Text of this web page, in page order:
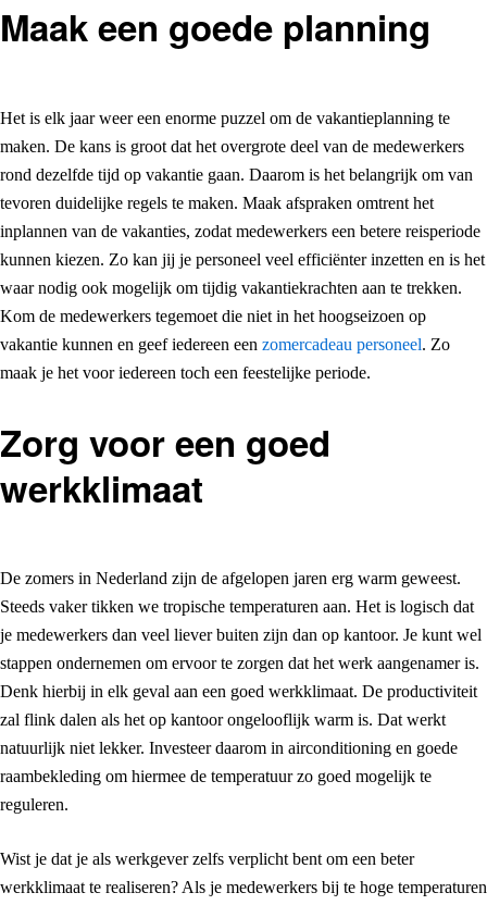
Maak een goede planning
Het is elk jaar weer een enorme puzzel om de vakantieplanning te
maken. De kans is groot dat het overgrote deel van de medewerkers
rond dezelfde tijd op vakantie gaan. Daarom is het belangrijk om van
tevoren duidelijke regels te maken. Maak afspraken omtrent het
inplannen van de vakanties, zodat medewerkers een betere reisperiode
kunnen kiezen. Zo kan jij je personeel veel efficiënter inzetten en is het
waar nodig ook mogelijk om tijdig vakantiekrachten aan te trekken.
Kom de medewerkers tegemoet die niet in het hoogseizoen op
vakantie kunnen en geef iedereen een zomercadeau personeel. Zo
maak je het voor iedereen toch een feestelijke periode.
Zorg voor een goed
werkklimaat
De zomers in Nederland zijn de afgelopen jaren erg warm geweest.
Steeds vaker tikken we tropische temperaturen aan. Het is logisch dat
je medewerkers dan veel liever buiten zijn dan op kantoor. Je kunt wel
stappen ondernemen om ervoor te zorgen dat het werk aangenamer is.
Denk hierbij in elk geval aan een goed werkklimaat. De productiviteit
zal flink dalen als het op kantoor ongelooflijk warm is. Dat werkt
natuurlijk niet lekker. Investeer daarom in airconditioning en goede
raambekleding om hiermee de temperatuur zo goed mogelijk te
reguleren.
Wist je dat je als werkgever zelfs verplicht bent om een beter
werkklimaat te realiseren? Als je medewerkers bij te hoge temperaturen